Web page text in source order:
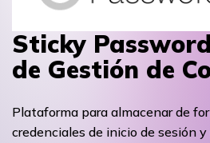
Sticky
de Gestión de
Plataforma para almacenar de
credenciales de inicio de sesión